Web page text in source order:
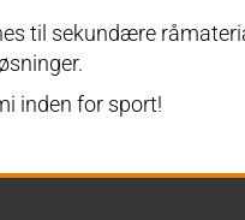
til sekundære
inden for sport!